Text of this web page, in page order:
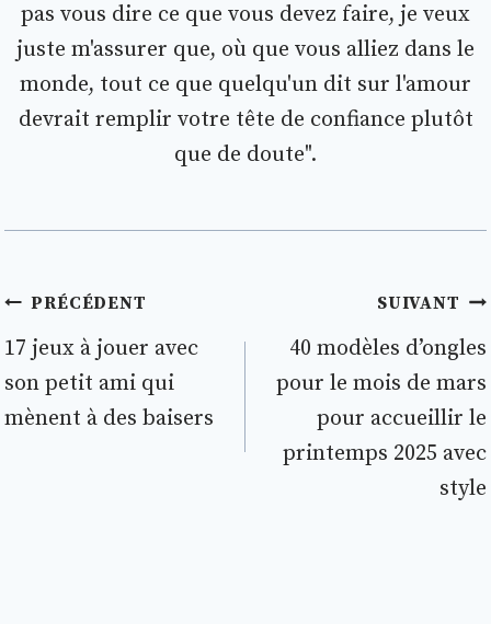
pas vous dire ce que vous devez faire, je veux
juste m'assurer que, où que vous alliez dans le
monde, tout ce que quelqu'un dit sur l'amour
devrait remplir votre tête de confiance plutôt
que de doute".
Navigation
de
l’article
PRÉCÉDENT
17 jeux à jouer avec
son petit ami qui
mènent à des baisers
SUIVANT
40 modèles d’ongles
pour le mois de mars
pour accueillir le
printemps 2025 avec
style